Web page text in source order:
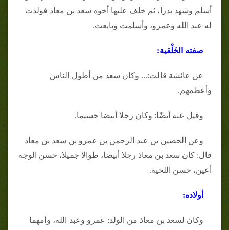
أسلم وشهد بدرا، ثم خلف عليها أخوه سعد بن معاذ فولدت
له عبد الله وعمرو، وأسلمت وبايعت.
صفته الخَلْقية:
عن عائشة قالت:... وكان سعد من أطول الناس
وأعظمهم.
وقيل عنه أيضًا: وكان رجلا أبيضا جسيما.
وعن الحصين بن عبد الرحمن بن عمرو بن سعد بن معاذ
قال: كان سعد بن معاذ رجلا أبيضا، طوالا جميلا، حسن الوجه
أعين، حسن اللحية.
أولاده:
وكان لسعد بن معاذ من الولد: عمرو وعبد الله، وأمهما